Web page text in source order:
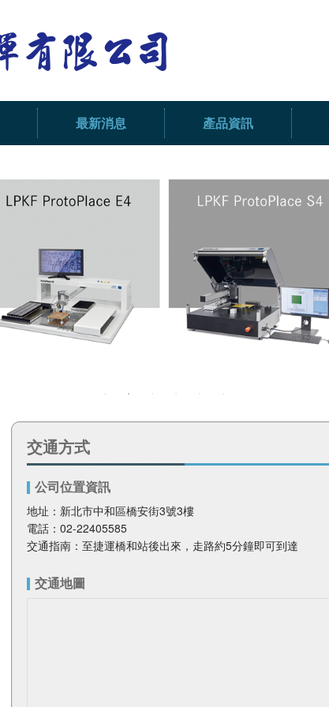
最新消息 產品資訊
交通方式
公司位置資訊
地址：新北市中和區橋安街3號3樓
電話：02-22405585
交通指南：至捷運橋和站後出來，走路約5分鐘即可到達
交通地圖